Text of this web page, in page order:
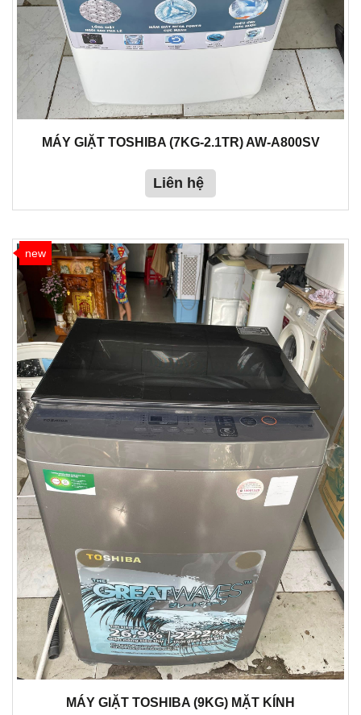
MÁY GIẶT TOSHIBA (7KG-2.1TR) AW-A800SV
Liên hệ
new
MÁY GIẶT TOSHIBA (9KG) MẶT KÍNH